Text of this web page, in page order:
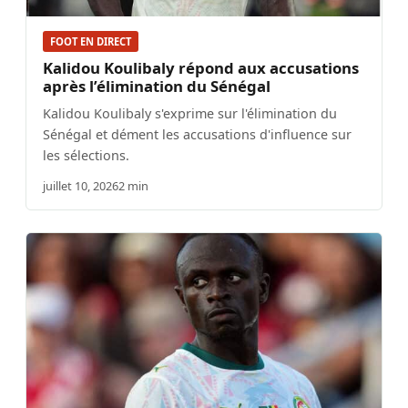
FOOT EN DIRECT
Kalidou Koulibaly répond aux accusations
après l’élimination du Sénégal
Kalidou Koulibaly s'exprime sur l'élimination du
Sénégal et dément les accusations d'influence sur
les sélections.
juillet 10, 20262 min